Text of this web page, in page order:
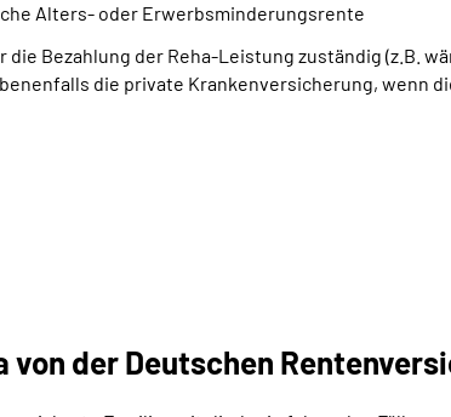
Alters- oder Erwerbsminderungsrente
die Bezahlung der Reha-Leistung zuständig (z.B.
die private Krankenversicherung, wenn
von der Deutschen